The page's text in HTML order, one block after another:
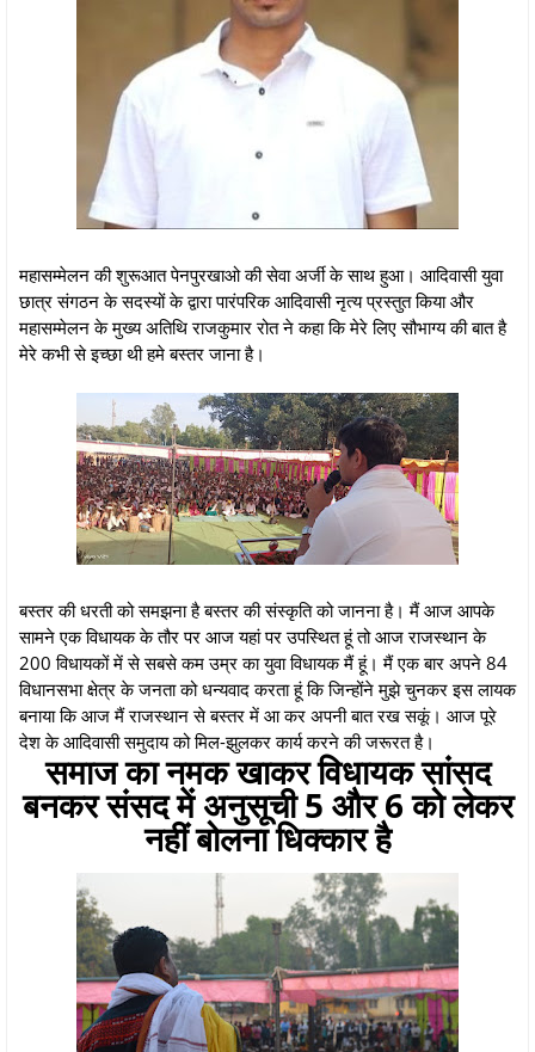
महासम्मेलन की शुरूआत पेनपुरखाओ की सेवा अर्जी के साथ हुआ। आदिवासी युवा
छात्र संगठन के सदस्यों के द्वारा पारंपरिक आदिवासी नृत्य प्रस्तुत किया और
महासम्मेलन के मुख्य अतिथि राजकुमार रोत ने कहा कि मेरे लिए सौभाग्य की बात है
मेरे कभी से इच्छा थी हमे बस्तर जाना है।
बस्तर की धरती को समझना है बस्तर की संस्कृति को जानना है। मैं आज आपके
सामने एक विधायक के तौर पर आज यहां पर उपस्थित हूं तो आज राजस्थान के
200 विधायकों में से सबसे कम उम्र का युवा विधायक मैं हूं। मैं एक बार अपने 84
विधानसभा क्षेत्र के जनता को धन्यवाद करता हूं कि जिन्होंने मुझे चुनकर इस लायक
बनाया कि आज मैं राजस्थान से बस्तर में आ कर अपनी बात रख सकूं। आज पूरे
देश के आदिवासी समुदाय को मिल-झुलकर कार्य करने की जरूरत है।
समाज का नमक खाकर विधायक सांसद
बनकर संसद में अनुसूची 5 और 6 को लेकर
नहीं बोलना धिक्कार है